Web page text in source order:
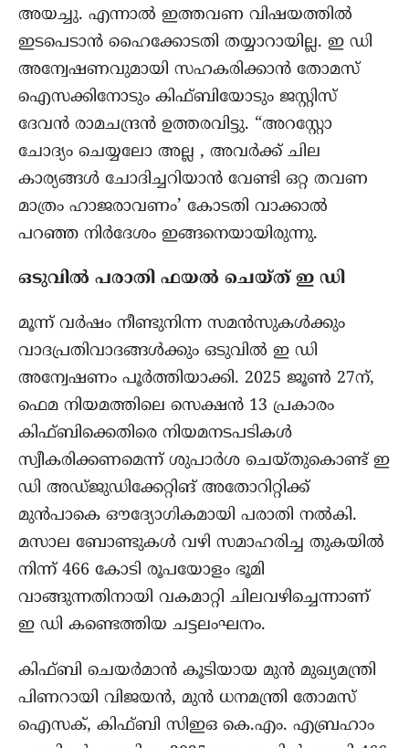
അയച്ചു. എന്നാൽ ഇത്തവണ വിഷയത്തിൽ
ഇടപെടാൻ ഹൈക്കോടതി തയ്യാറായില്ല. ഇ ഡി
അന്വേഷണവുമായി സഹകരിക്കാൻ തോമസ്
ഐസക്കിനോടും കിഫ്ബിയോടും ജസ്റ്റിസ്
ദേവൻ രാമചന്ദ്രൻ ഉത്തരവിട്ടു. “അറസ്റ്റോ
ചോദ്യം ചെയ്യലോ അല്ല , അവർക്ക് ചില
കാര്യങ്ങൾ ചോദിച്ചറിയാൻ വേണ്ടി ഒറ്റ തവണ
മാത്രം ഹാജരാവണം’ കോടതി വാക്കാൽ
പറഞ്ഞ നിർദേശം ഇങ്ങനെയായിരുന്നു.
ഒടുവിൽ പരാതി ഫയൽ ചെയ്ത് ഇ ഡി
മൂന്ന് വർഷം നീണ്ടുനിന്ന സമൻസുകൾക്കും
വാദപ്രതിവാദങ്ങൾക്കും ഒടുവിൽ ഇ ഡി
അന്വേഷണം പൂർത്തിയാക്കി. 2025 ജൂൺ 27ന്,
ഫെമ നിയമത്തിലെ സെക്ഷൻ 13 പ്രകാരം
കിഫ്ബിക്കെതിരെ നിയമനടപടികൾ
സ്വീകരിക്കണമെന്ന് ശുപാർശ ചെയ്തുകൊണ്ട് ഇ
ഡി അഡ്ജുഡിക്കേറ്റിങ് അതോറിറ്റിക്ക്
മുൻപാകെ ഔദ്യോഗികമായി പരാതി നൽകി.
മസാല ബോണ്ടുകൾ വഴി സമാഹരിച്ച തുകയിൽ
നിന്ന് 466 കോടി രൂപയോളം ഭൂമി
വാങ്ങുന്നതിനായി വകമാറ്റി ചിലവഴിച്ചെന്നാണ്
ഇ ഡി കണ്ടെത്തിയ ചട്ടലംഘനം.
കിഫ്ബി ചെയർമാൻ കൂടിയായ മുന്‍ മുഖ്യമന്ത്രി
പിണറായി വിജയൻ, മുൻ ധനമന്ത്രി തോമസ്
ഐസക്, കിഫ്ബി സിഇഒ കെ.എം. എബ്രഹാം